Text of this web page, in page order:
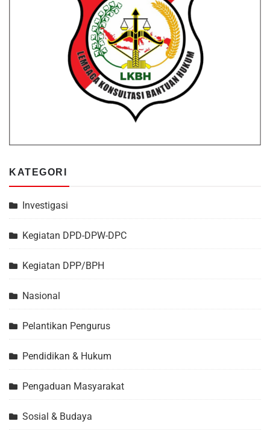
KATEGORI
Investigasi
Kegiatan DPD-DPW-DPC
Kegiatan DPP/BPH
Nasional
Pelantikan Pengurus
Pendidikan & Hukum
Pengaduan Masyarakat
Sosial & Budaya